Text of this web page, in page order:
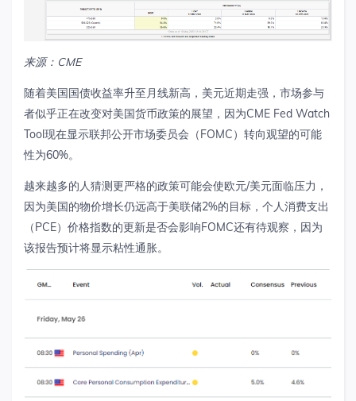
来源： CME
随着美国国债收益率升至月线新高，美元近期走强，市场参与
者似乎正在改变对美国货币政策的展望，因为CME Fed Watch
Tool现在显示联邦公开市场委员会（FOMC）转向观望的可能
性为60%。
越来越多的人猜测更严格的政策可能会使欧元/美元面临压力，
因为美国的物价增长仍远高于美联储2%的目标，个人消费支出
（PCE）价格指数的更新是否会影响FOMC还有待观察，因为
该报告预计将显示粘性通胀。